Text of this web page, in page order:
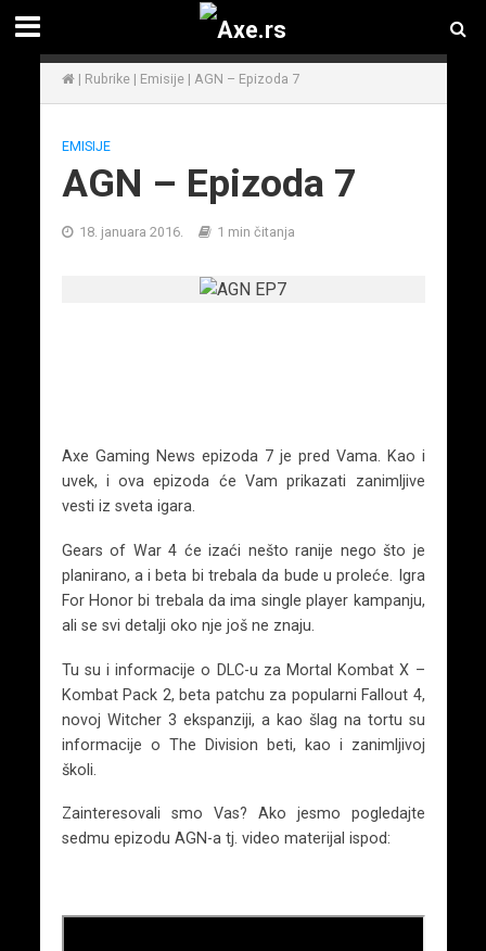
| Rubrike| Emisije| AGN – Epizoda 7
EMISIJE
AGN – Epizoda 7
18. januara 2016. 1 min čitanja
Axe Gaming News epizoda 7 je pred Vama. Kao i
uvek, i ova epizoda će Vam prikazati zanimljive
vesti iz sveta igara.
Gears of War 4 će izaći nešto ranije nego što je
planirano, a i beta bi trebala da bude u proleće. Igra
For Honor bi trebala da ima single player kampanju,
ali se svi detalji oko nje još ne znaju.
Tu su i informacije o DLC-u za Mortal Kombat X –
Kombat Pack 2, beta patchu za popularni Fallout 4,
novoj Witcher 3 ekspanziji, a kao šlag na tortu su
informacije o The Division beti, kao i zanimljivoj
školi.
Zainteresovali smo Vas? Ako jesmo pogledajte
sedmu epizodu AGN-a tj. video materijal ispod: